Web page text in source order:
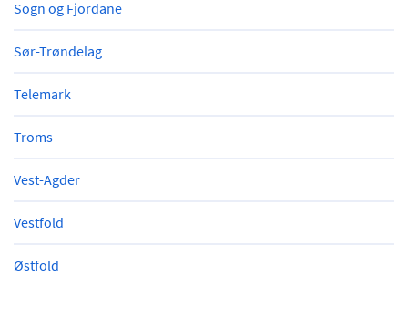
Sogn og Fjordane
Sør-Trøndelag
Telemark
Troms
Vest-Agder
Vestfold
Østfold